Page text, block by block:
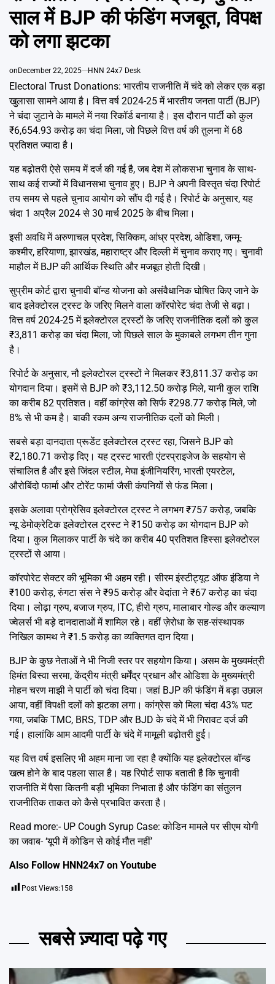
साल में BJP की फंडिंग मजबूत, विपक्ष
को लगा झटका
onDecember 22, 2025 HNN 24x7 Desk
Electoral Trust Donations: भारतीय राजनीति में चंदे को लेकर एक बड़ा
खुलासा सामने आया है। वित्त वर्ष 2024-25 में भारतीय जनता पार्टी (BJP)
ने चंदा जुटाने के मामले में नया रिकॉर्ड बनाया है। इस दौरान पार्टी को कुल
₹6,654.93 करोड़ का चंदा मिला, जो पिछले वित्त वर्ष की तुलना में 68
प्रतिशत ज्यादा है।
यह बढ़ोतरी ऐसे समय में दर्ज की गई है, जब देश में लोकसभा चुनाव के साथ-
साथ कई राज्यों में विधानसभा चुनाव हुए। BJP ने अपनी विस्तृत चंदा रिपोर्ट
तय समय से पहले चुनाव आयोग को सौंप दी गई है। रिपोर्ट के अनुसार, यह
चंदा 1 अप्रैल 2024 से 30 मार्च 2025 के बीच मिला।
इसी अवधि में अरुणाचल प्रदेश, सिक्किम, आंध्र प्रदेश, ओडिशा, जम्मू-
कश्मीर, हरियाणा, झारखंड, महाराष्ट्र और दिल्ली में चुनाव कराए गए। चुनावी
माहौल में BJP की आर्थिक स्थिति और मजबूत होती दिखी।
सुप्रीम कोर्ट द्वारा चुनावी बॉन्ड योजना को असंवैधानिक घोषित किए जाने के
बाद इलेक्टोरल ट्रस्ट के जरिए मिलने वाला कॉरपोरेट चंदा तेजी से बढ़ा।
वित्त वर्ष 2024-25 में इलेक्टोरल ट्रस्टों के जरिए राजनीतिक दलों को कुल
₹3,811 करोड़ का चंदा मिला, जो पिछले साल के मुकाबले लगभग तीन गुना
है।
रिपोर्ट के अनुसार, नौ इलेक्टोरल ट्रस्टों ने मिलकर ₹3,811.37 करोड़ का
योगदान दिया। इसमें से BJP को ₹3,112.50 करोड़ मिले, यानी कुल राशि
का करीब 82 प्रतिशत। वहीं कांग्रेस को सिर्फ ₹298.77 करोड़ मिले, जो
8% से भी कम है। बाकी रकम अन्य राजनीतिक दलों को मिली।
सबसे बड़ा दानदाता प्रूडेंट इलेक्टोरल ट्रस्ट रहा, जिसने BJP को
₹2,180.71 करोड़ दिए। यह ट्रस्ट भारती एंटरप्राइजेज के सहयोग से
संचालित है और इसे जिंदल स्टील, मेघा इंजीनियरिंग, भारती एयरटेल,
औरोबिंदो फार्मा और टोरेंट फार्मा जैसी कंपनियों से फंड मिला।
इसके अलावा प्रोग्रेसिव इलेक्टोरल ट्रस्ट ने लगभग ₹757 करोड़, जबकि
न्यू डेमोक्रेटिक इलेक्टोरल ट्रस्ट ने ₹150 करोड़ का योगदान BJP को
दिया। कुल मिलाकर पार्टी के चंदे का करीब 40 प्रतिशत हिस्सा इलेक्टोरल
ट्रस्टों से आया।
कॉरपोरेट सेक्टर की भूमिका भी अहम रही। सीरम इंस्टीट्यूट ऑफ इंडिया ने
₹100 करोड़, रुंगटा संस ने ₹95 करोड़ और वेदांता ने ₹67 करोड़ का चंदा
दिया। लोढ़ा ग्रुप, बजाज ग्रुप, ITC, हीरो ग्रुप, मालाबार गोल्ड और कल्याण
ज्वेलर्स भी बड़े दानदाताओं में शामिल रहे। वहीं ज़ेरोधा के सह-संस्थापक
निखिल कामथ ने ₹1.5 करोड़ का व्यक्तिगत दान दिया।
BJP के कुछ नेताओं ने भी निजी स्तर पर सहयोग किया। असम के मुख्यमंत्री
हिमंत बिस्वा सरमा, केंद्रीय मंत्री धर्मेंद्र प्रधान और ओडिशा के मुख्यमंत्री
मोहन चरण माझी ने पार्टी को चंदा दिया। जहां BJP की फंडिंग में बड़ा उछाल
आया, वहीं विपक्षी दलों को झटका लगा। कांग्रेस को मिला चंदा 43% घट
गया, जबकि TMC, BRS, TDP और BJD के चंदे में भी गिरावट दर्ज की
गई। हालांकि आम आदमी पार्टी के चंदे में मामूली बढ़ोतरी हुई।
यह वित्त वर्ष इसलिए भी अहम माना जा रहा है क्योंकि यह इलेक्टोरल बॉन्ड
खत्म होने के बाद पहला साल है। यह रिपोर्ट साफ बताती है कि चुनावी
राजनीति में पैसा कितनी बड़ी भूमिका निभाता है और फंडिंग का संतुलन
राजनीतिक ताकत को कैसे प्रभावित करता है।
Read more:-UP Cough Syrup Case: कोडिन मामले पर सीएम योगी
का जवाब- ‘यूपी में कोडिन से कोई मौत नहीं’
Also Follow HNN24x7 on Youtube
Post Views:158
सबसे ज़्यादा पढ़े गए